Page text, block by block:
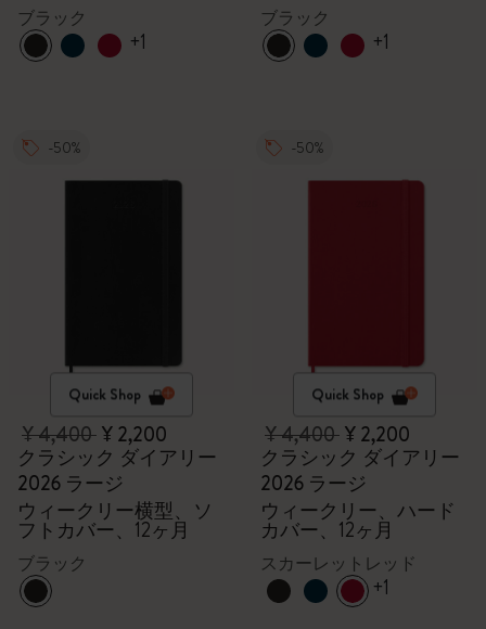
ブラック
+1
ブラック
+1
-50%
Quick Shop
¥ 4,400¥ 2,200
クラシック ダイアリー
2026 ラージ
ウィークリー横型、ソ
フトカバー、12ヶ月
ブラック
-50%
Quick Shop
¥ 4,400¥ 2,200
クラシック ダイアリー
2026 ラージ
ウィークリー、ハード
カバー、12ヶ月
スカーレットレッド
+1